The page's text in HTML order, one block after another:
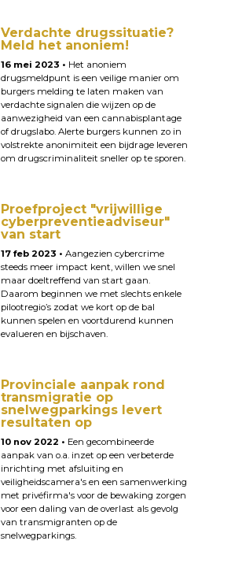
Verdachte drugssituatie?
Meld het anoniem!
16 mei 2023 • Het anoniem
drugsmeldpunt is een veilige manier om
burgers melding te laten maken van
verdachte signalen die wijzen op de
aanwezigheid van een cannabisplantage
of drugslabo. Alerte burgers kunnen zo in
volstrekte anonimiteit een bijdrage leveren
om drugscriminaliteit sneller op te sporen.
Proefproject "vrijwillige
cyberpreventieadviseur"
van start
17 feb 2023 • Aangezien cybercrime
steeds meer impact kent, willen we snel
maar doeltreffend van start gaan.
Daarom beginnen we met slechts enkele
pilootregio’s zodat we kort op de bal
kunnen spelen en voortdurend kunnen
evalueren en bijschaven.
Provinciale aanpak rond
transmigratie op
snelwegparkings levert
resultaten op
10 nov 2022 • Een gecombineerde
aanpak van o.a. inzet op een verbeterde
inrichting met afsluiting en
veiligheidscamera's en een samenwerking
met privéfirma's voor de bewaking zorgen
voor een daling van de overlast als gevolg
van transmigranten op de
snelwegparkings.